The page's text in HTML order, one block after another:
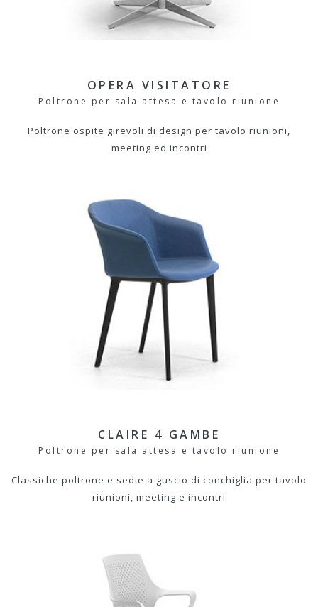
OPERA VISITATORE
Poltrone per sala attesa e tavolo riunione
Poltrone ospite girevoli di design per tavolo riunioni,
meeting ed incontri
CLAIRE 4 GAMBE
Poltrone per sala attesa e tavolo riunione
Classiche poltrone e sedie a guscio di conchiglia per tavolo
riunioni, meeting e incontri